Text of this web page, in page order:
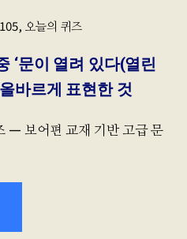
105, 오늘의 퀴즈
‘문이 열려 있다(열린
바르게 표현한 것
— 보어편 교재 기반 고급 문